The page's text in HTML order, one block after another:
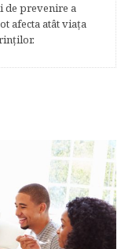
de prevenire a
afecta atât viaţa